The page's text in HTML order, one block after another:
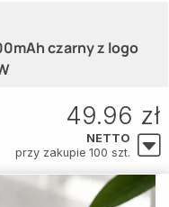
czarny z logo
49.96 zł
NETTO
przy zakupie 100 szt.